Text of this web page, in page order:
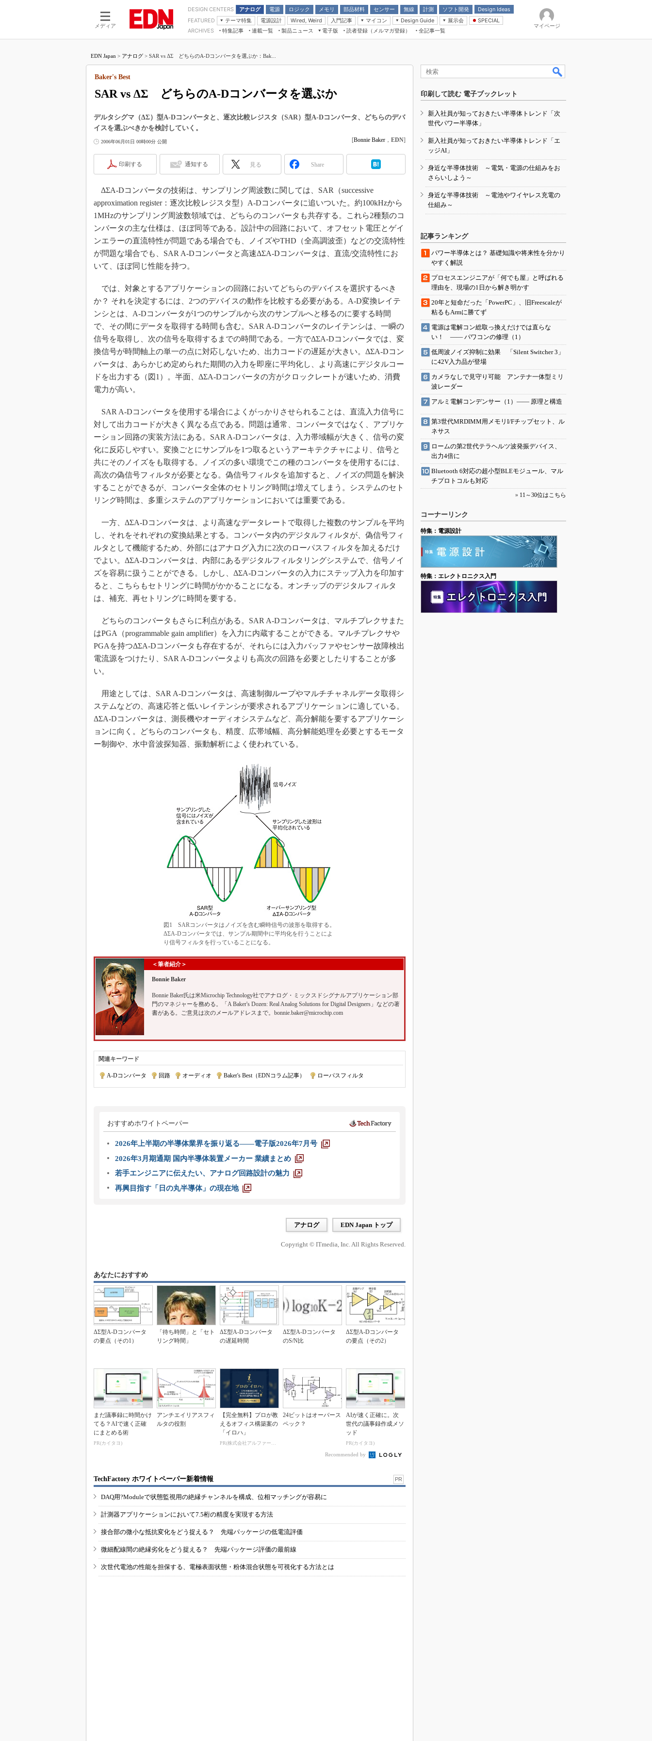
メディア
DESIGN CENTERS アナログ
電源
モーター
ロジック
LSI
メモリ
部品材料
受動部品
センサー 無線 計測 ソフト開発
Design Ideas
アナログ機能回路
計測とテスト
FEATURED
テーマ特集
つながるクルマ
エレクトロニクス入門
医療エレ（EE Times Japan）
製品解剖（EE Times Japan）
電源設計 Wired, Weird
入門記事
モーター入門
マイコン
マイコン講座
Design Guide
計測機器
展示会
CEATEC
組込み/エッジコンピューティング展
SPECIAL
Microchip情報
ARCHIVES 特集記事
連載一覧
マイクロプロセッサ懐古録
たった2つの式で始めるDC/DCコン
バーターの設計
DC-DCコンバーター活用講座
Wired, Weird
マイコン講座
Q&Aで学ぶマイコン講座
高速シリアル伝送技術講座
記録計／データロガーの基礎知識
アナログ設計のきほん／ADCとノイ
ズ編
めざせ高効率！ モーター駆動入門講
座
Bluetooth mesh入門
「SPICEの仕組みとその活用設計」
計測器メーカーから見た5G
USB Type-Cの登場で評価試験はど
う変わる？
IoT時代の無線規格を知る【Thread
IoT時代の無線規格を知る【Z-Wave
編】
製品ニュース
電子版
電子ブックレット
読者登録（メルマガ登録） 全記事一覧
マイページ
EDN Japan > アナログ > SAR vs ΔΣ どちらのA-Dコンバータを選ぶか：Bak...
SAR vs ΔΣ どちらのA-Dコンバータを選ぶか
Baker's Best
デルタシグマ（ΔΣ）型A-Dコンバータと、逐次比較レジスタ（SAR）型A-Dコンバータ、どちらのデバ
イスを選ぶべきかを検討していく。
2006年06月01日 00時00分 公開 [Bonnie Baker ， EDN]
印刷する 通知する 見る Share
ΔΣA-Dコンバータの技術は、サンプリング周波数に関しては、SAR（successive
approximation register：逐次比較レジスタ型）A-Dコンバータに追いついた。約100kHzから
1MHzのサンプリング周波数領域では、どちらのコンバータも共存する。これら2種類のコ
ンバータの主な仕様は、ほぼ同等である。設計中の回路において、オフセット電圧とゲイ
ンエラーの直流特性が問題である場合でも、ノイズやTHD（全高調波歪）などの交流特性
が問題な場合でも、SAR A-Dコンバータと高速ΔΣA-Dコンバータは、直流/交流特性にお
いて、ほぼ同じ性能を持つ。
では、対象とするアプリケーションの回路においてどちらのデバイスを選択するべき
か？ それを決定するには、2つのデバイスの動作を比較する必要がある。A-D変換レイテ
ンシとは、A-Dコンバータが1つのサンプルから次のサンプルへと移るのに要する時間
で、その間にデータを取得する時間も含む。SAR A-Dコンバータのレイテンシは、一瞬の
信号を取得し、次の信号を取得するまでの時間である。一方でΔΣA-Dコンバータでは、変
換信号が時間軸上の単一の点に対応しないため、出力コードの遅延が大きい。ΔΣA-Dコン
バータは、あらかじめ定められた期間の入力を即座に平均化し、より高速にデジタルコー
ドを出力する（図1）。半面、ΔΣA-Dコンバータの方がクロックレートが速いため、消費
電力が高い。
SAR A-Dコンバータを使用する場合によくがっかりさせられることは、直流入力信号に
対して出力コードが大きく異なる点である。問題は通常、コンバータではなく、アプリケ
ーション回路の実装方法にある。SAR A-Dコンバータは、入力帯域幅が大きく、信号の変
化に反応しやすい。変換ごとにサンプルを1つ取るというアーキテクチャにより、信号と
共にそのノイズをも取得する。ノイズの多い環境でこの種のコンバータを使用するには、
高次の偽信号フィルタが必要となる。偽信号フィルタを追加すると、ノイズの問題を解決
することができるが、コンバータ全体のセトリング時間は増えてしまう。システムのセト
リング時間は、多重システムのアプリケーションにおいては重要である。
一方、ΔΣA-Dコンバータは、より高速なデータレートで取得した複数のサンプルを平均
し、それをそれぞれの変換結果とする。コンバータ内のデジタルフィルタが、偽信号フィ
ルタとして機能するため、外部にはアナログ入力に2次のローパスフィルタを加えるだけ
でよい。ΔΣA-Dコンバータは、内部にあるデジタルフィルタリングシステムで、信号ノイ
ズを容易に扱うことができる。しかし、ΔΣA-Dコンバータの入力にステップ入力を印加す
ると、こちらもセトリングに時間がかかることになる。オンチップのデジタルフィルタ
は、補充、再セトリングに時間を要する。
どちらのコンバータもさらに利点がある。SAR A-Dコンバータは、マルチプレクサまた
はPGA（programmable gain amplifier）を入力に内蔵することができる。マルチプレクサや
PGAを持つΔΣA-Dコンバータも存在するが、それらには入力バッファやセンサー故障検出
電流源をつけたり、SAR A-Dコンバータよりも高次の回路を必要としたりすることが多
い。
用途としては、SAR A-Dコンバータは、高速制御ループやマルチチャネルデータ取得シ
ステムなどの、高速応答と低いレイテンシが要求されるアプリケーションに適している。
ΔΣA-Dコンバータは、測長機やオーディオシステムなど、高分解能を要するアプリケーシ
ョンに向く。どちらのコンバータも、精度、広帯域幅、高分解能処理を必要とするモータ
ー制御や、水中音波探知器、振動解析によく使われている。
図1 SARコンバータはノイズを含む瞬時信号の波形を取得する。
ΔΣA-Dコンバータでは、サンプル期間中に平均化を行うことによ
り信号フィルタを行っていることになる。
＜筆者紹介＞
Bonnie Baker
Bonnie Baker氏は米Microchip Technology社でアナログ・ミックスドシグナルアプリケーション部
門のマネジャーを務める。「A Baker's Dozen: Real Analog Solutions for Digital Designers」などの著
書がある。ご意見は次のメールアドレスまで。bonnie.baker@microchip.com
関連キーワード
A-Dコンバータ 回路 オーディオ Baker's Best（EDNコラム記事） ローパスフィルタ
おすすめホワイトペーパー
2026年上半期の半導体業界を振り返る――電子版2026年7月号
2026年3月期通期 国内半導体装置メーカー 業績まとめ
若手エンジニアに伝えたい、アナログ回路設計の魅力
再興目指す「日の丸半導体」の現在地
アナログ EDN Japan トップ
Copyright © ITmedia, Inc. All Rights Reserved.
あなたにおすすめ
ΔΣ型A-Dコンバータ
の要点（その1）
「待ち時間」と「セト
リング時間」
ΔΣ型A-Dコンバータ
の遅延時間
ΔΣ型A-Dコンバータ
のS/N比
ΔΣ型A-Dコンバータ
の要点（その2）
まだ議事録に時間かけ
てる？AIで速く正確
にまとめる術
PR(カイタヨ)
アンチエイリアスフィ
ルタの役割
【完全無料】プロが教
えるオフィス構築案の
「イロハ」
PR(株式会社アルファーテクノ)
24ビットはオーバース
ペック？
AIが速く正確に。次
世代の議事録作成メソ
ッド
PR(カイタヨ)
Recommended by
TechFactory ホワイトペーパー新着情報 PR
DAQ用?Moduleで状態監視用の絶縁チャンネルを構成、位相マッチングが容易に
計測器アプリケーションにおいて7.5桁の精度を実現する方法
接合部の微小な抵抗変化をどう捉える？ 先端パッケージの低電流評価
微細配線間の絶縁劣化をどう捉える？ 先端パッケージ評価の最前線
次世代電池の性能を担保する、電極表面状態・粉体混合状態を可視化する方法とは
印刷して読む 電子ブックレット
新入社員が知っておきたい半導体トレンド「次
世代パワー半導体」
新入社員が知っておきたい半導体トレンド「エ
ッジAI」
身近な半導体技術 ～電気・電源の仕組みをお
さらいしよう～
身近な半導体技術 ～電池やワイヤレス充電の
仕組み～
記事ランキング
パワー半導体とは？ 基礎知識や将来性を分かり
やすく解説
プロセスエンジニアが「何でも屋」と呼ばれる
理由を、現場の1日から解き明かす
20年と短命だった「PowerPC」、旧Freescaleが
粘るもArmに勝てず
電源は電解コン総取っ換えだけでは直らな
い！ ―― パワコンの修理（1）
低周波ノイズ抑制に効果 「Silent Switcher 3」
に42V入力品が登場
カメラなしで見守り可能 アンテナ一体型ミリ
波レーダー
アルミ電解コンデンサー（1）―― 原理と構造
第3世代MRDIMM用メモリI/Fチップセット、ル
ネサス
ロームの第2世代テラヘルツ波発振デバイス、
出力4倍に
Bluetooth 6対応の超小型BLEモジュール、マル
チプロトコルも対応
» 11～30位はこちら
コーナーリンク
特集：電源設計
特集：エレクトロニクス入門